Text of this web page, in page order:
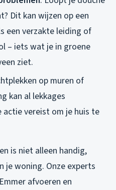
Dit kan wijzen op een
een verzakte leiding of
– iets wat je in groene
ziet.
op muren of
kan al lekkages
vereist om je huis te
is niet alleen handig,
je woning. Onze experts
afvoeren en